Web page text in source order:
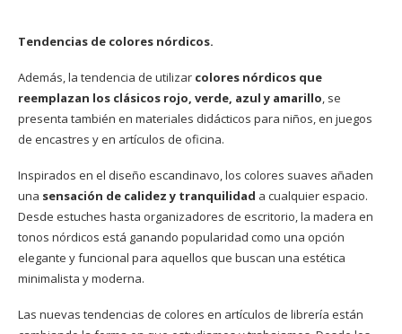
Tendencias de colores nórdicos.
Además, la tendencia de utilizar colores nórdicos que
reemplazan los clásicos rojo, verde, azul y amarillo, se
presenta también en materiales didácticos para niños, en juegos
de encastres y en artículos de oficina.
Inspirados en el diseño escandinavo, los colores suaves añaden
una sensación de calidez y tranquilidad a cualquier espacio.
Desde estuches hasta organizadores de escritorio, la madera en
tonos nórdicos está ganando popularidad como una opción
elegante y funcional para aquellos que buscan una estética
minimalista y moderna.
Las nuevas tendencias de colores en artículos de librería están